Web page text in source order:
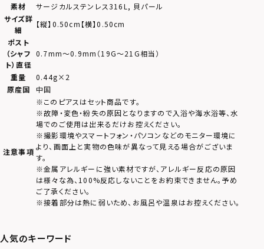
素材
サージカルステンレス316L, 貝パール
サイズ詳
細
【縦】0.50cm【横】0.50cm
ポスト
（シャフ
ト）直径
0.7mm～0.9mm（19G～21G相当）
重量
0.44g×2
原産国
中国
注意事項
※このピアスはセット商品です。
※故障・変色・紛失の原因となりますので入浴や海水浴等、水
場でのご使用は出来るだけお控えください。
※撮影環境やスマートフォン・パソコンなどのモニター環境に
より、画面上と実物の色味が異なって見える場合がございま
す。
※金属アレルギーに強い素材ですが、アレルギー反応の原因
は様々な為、100%反応しないことをお約束できません。予め
ご了承ください。
※接着部分は熱に弱いため、お風呂や温泉はお控えください。